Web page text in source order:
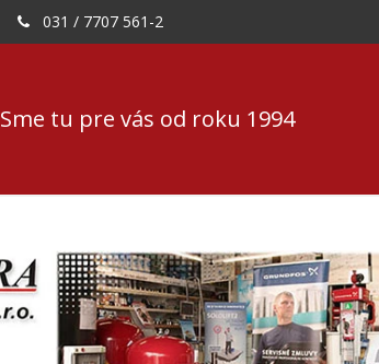
Sme tu pre vás od roku 1994
031 / 7707 561-2